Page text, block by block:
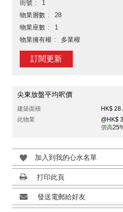
街號
1
物業層數
28
物業座數
1
物業擁有權
多業權
訂閱更新
尖東放盤平均呎價
建築面積
HK$ 28
此物業
@HK$
價高
加入到我的心水名單
打印此頁
發送電郵給好友